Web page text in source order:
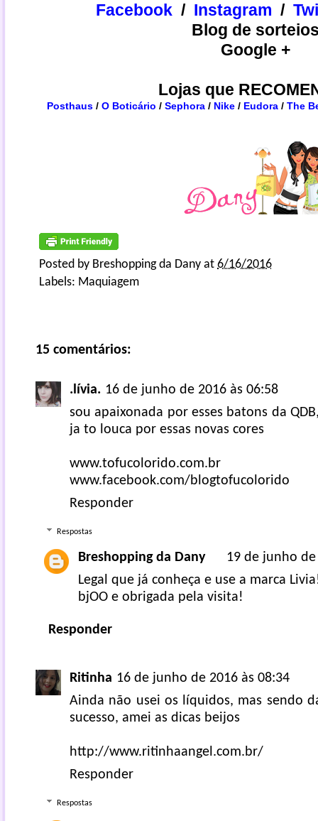
Facebook / Instagram /
Blog de
Google +
Lojas que
Posthaus /O Boticário / Sephora / Nike / Eudora /The
Posted by Breshopping da Dany at 6/16/2016
Labels: Maquiagem
15 comentários:
.lívia. 16 de junho de 2016 às 06:58
sou apaixonada por esses batons da
ja to louca por essas novas cores
www.tofucolorido.com.br
www.facebook.com/blogtofucolorido
Responder
Respostas
Breshopping da Dany
19 de junho
Legal que já conheça e use a marca
bjOO e obrigada pela visita!
Responder
Ritinha 16 de junho de 2016 às 08:34
Ainda não usei os líquidos, mas sendo
sucesso, amei as dicas beijos
http://www.ritinhaangel.com.br/
Responder
Respostas